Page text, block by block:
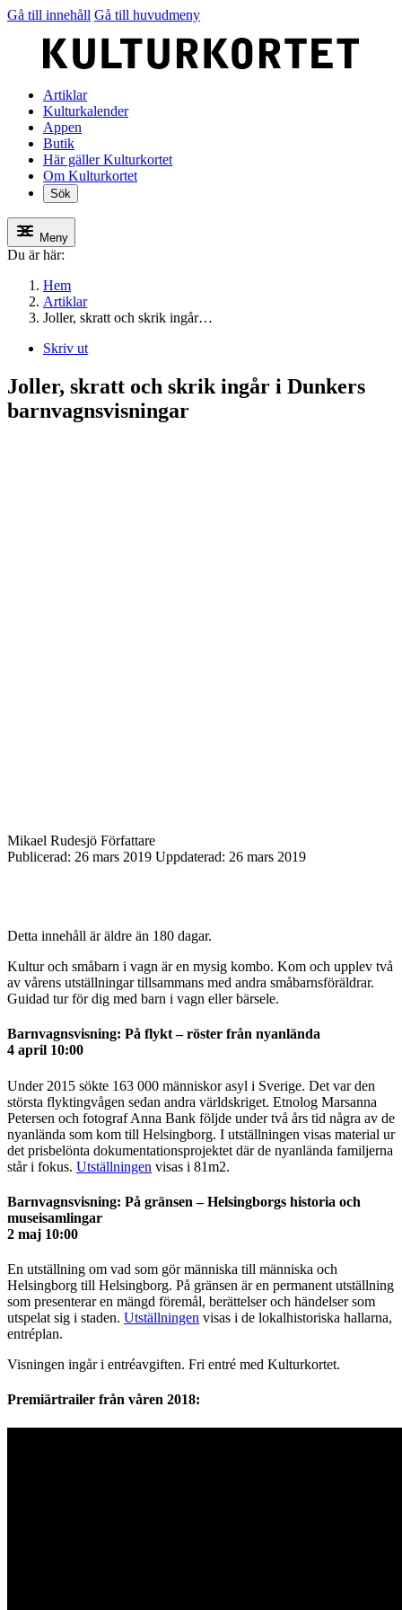
Gå till innehåll Gå till huvudmeny
Artiklar
Kulturkalender
Appen
Butik
Här gäller Kulturkortet
Om Kulturkortet
Sök
Meny
Du är här:
Hem
Artiklar
Joller, skratt och skrik ingår…
Skriv ut
Joller, skratt och skrik ingår i Dunkers
barnvagnsvisningar
Mikael Rudesjö Författare
Publicerad: 26 mars 2019 Uppdaterad: 26 mars 2019
Detta innehåll är äldre än 180 dagar.
Kultur och småbarn i vagn är en mysig kombo. Kom och upplev två
av vårens utställningar tillsammans med andra småbarnsföräldrar.
Guidad tur för dig med barn i vagn eller bärsele.
Barnvagnsvisning: På flykt – röster från nyanlända
4 april 10:00
Under 2015 sökte 163 000 människor asyl i Sverige. Det var den
största flyktingvågen sedan andra världskriget. Etnolog Marsanna
Petersen och fotograf Anna Bank följde under två års tid några av de
nyanlända som kom till Helsingborg. I utställningen visas material ur
det prisbelönta dokumentationsprojektet där de nyanlända familjerna
står i fokus. Utställningen visas i 81m2.
Barnvagnsvisning: På gränsen – Helsingborgs historia och
museisamlingar
2 maj 10:00
En utställning om vad som gör människa till människa och
Helsingborg till Helsingborg. På gränsen är en permanent utställning
som presenterar en mängd föremål, berättelser och händelser som
utspelat sig i staden. Utställningen visas i de lokalhistoriska hallarna,
entréplan.
Visningen ingår i entréavgiften. Fri entré med Kulturkortet.
Premiärtrailer från våren 2018: